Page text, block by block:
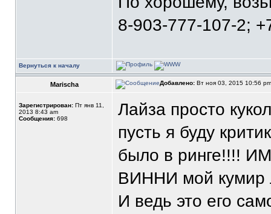
8-903-777-107-2;
Вернуться к началу
Marischa Добавлено: Вт ноя 03, 2015 10:56
Зарегистрирован: Пт янв 11,
2013 8:43 am
Сообщения: 698
Лайза просто
пусть я буду
было в ринге!!!!
ВИННИ мой кумир
И ведь это его